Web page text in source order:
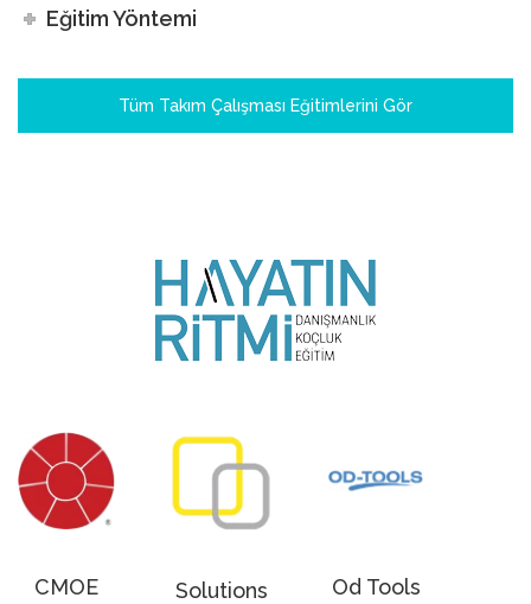
Eğitim Yöntemi
Tüm Takım Çalışması Eğitimlerini Gör
CMOE
Solutions
Od Tools